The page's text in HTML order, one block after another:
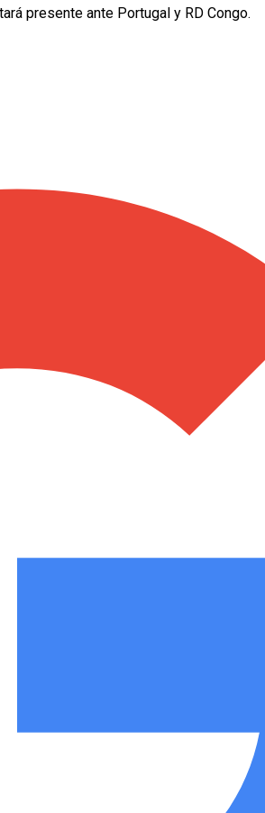
presente ante Portugal y RD Congo.